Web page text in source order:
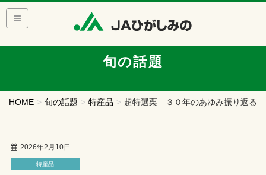
旬の話題
HOME 旬の話題 特産品 超特選栗 ３０年のあゆみ振り返る
2026年2月10日
特産品